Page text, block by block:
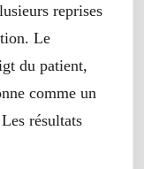
reprises
Le
du patient,
comme un
résultats